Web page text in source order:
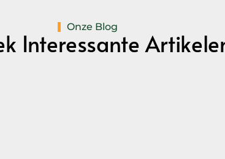
Onze Blog
Interessante